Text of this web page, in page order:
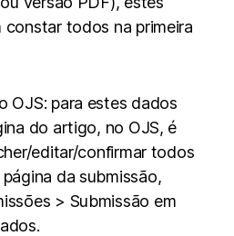
constar todos na primeira
OJS: para estes dados
do artigo, no OJS, é
editar/confirmar todos
da submissão,
> Submissão em